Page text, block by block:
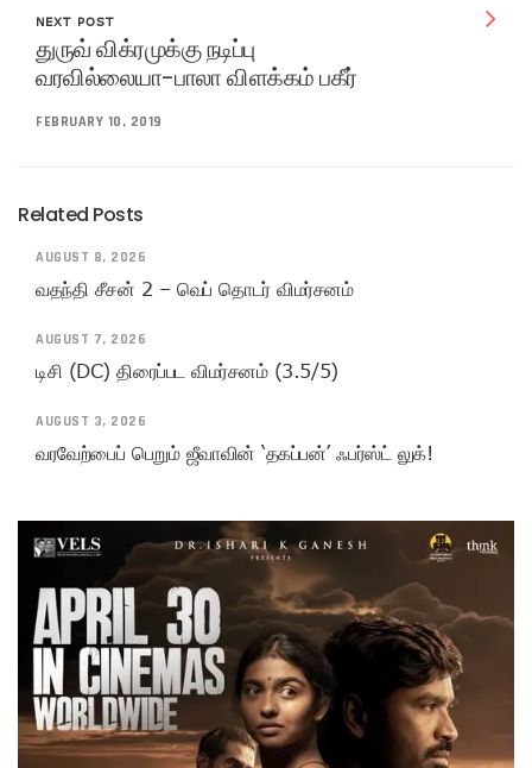
NEXT POST
துருவ் விக்ரமுக்கு நடிப்பு
வரவில்லையா-பாலா விளக்கம் பகீர்
FEBRUARY 10, 2019
Related Posts
AUGUST 8, 2026
வதந்தி சீசன் 2 – வெப் தொடர் விமர்சனம்
AUGUST 7, 2026
டிசி (DC) திரைப்பட விமர்சனம் (3.5/5)
AUGUST 3, 2026
வரவேற்பைப் பெறும் ஜீவாவின் ‘தகப்பன்’ ஃபர்ஸ்ட் லுக்!